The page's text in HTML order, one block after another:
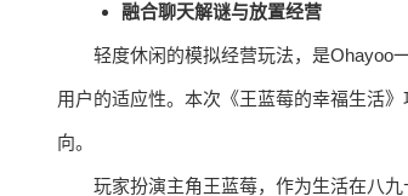
融合聊天解谜与放置经营
轻度休闲的模拟经营玩法，是Ohayoo
用户的适应性。本次《王蓝莓的幸福生活》
向。
玩家扮演主角王蓝莓，作为生活在八